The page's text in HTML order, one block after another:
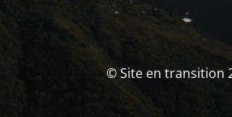
© Site en transition